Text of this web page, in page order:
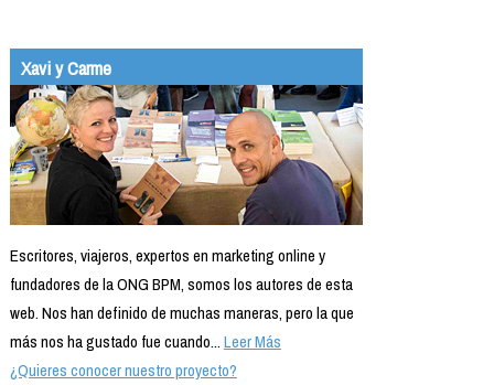
Xavi y Carme
Escritores, viajeros, expertos en marketing online y
fundadores de la ONG BPM, somos los autores de esta
web. Nos han definido de muchas maneras, pero la que
más nos ha gustado fue cuando...Leer Más
¿Quieres conocer nuestro proyecto?